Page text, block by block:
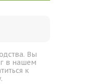
Вы
в нашем
к